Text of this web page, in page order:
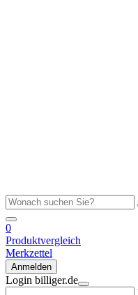
0
Produktvergleich
Merkzettel
Anmelden
Login billiger.de